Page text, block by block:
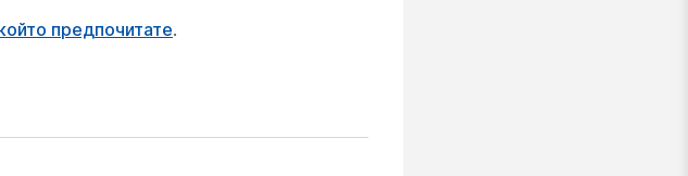
предпочитате.